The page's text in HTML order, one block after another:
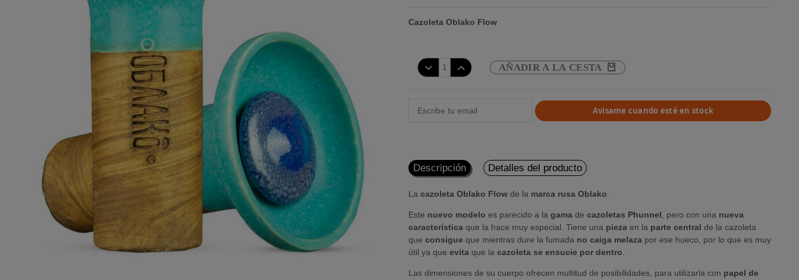
Cazoleta Oblako Flow
AÑADIR A LA CESTA
Avisame cuando esté en stock
Descripción Detalles del producto
La cazoleta Oblako Flow de la marca rusa Oblako
Este nuevo modelo es parecido a la gama de cazoletas Phunnel , pero con una nueva
característica que la hace muy especial. Tiene una pieza en la parte central de la cazoleta
que consigue que mientras dure la fumada no caiga melaza por ese hueco, por lo que es muy
útil ya que evita que la cazoleta se ensucie por dentro
Las dimensiones de su cuerpo ofrecen multitud de posibilidades, para utilizarla con papel de